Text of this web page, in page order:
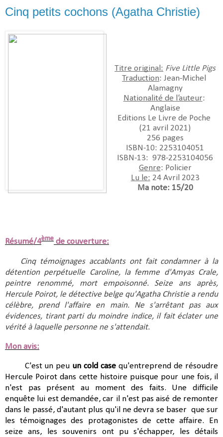
Cinq petits cochons (Agatha Christie)
Titre original: Five Little Pigs
Traduction: Jean-Michel
Alamagny
Nationalité de l’auteur:
Anglaise
Editions Le Livre de Poche
(21 avril 2021)
256 pages
ISBN-10:‎ 2253104051
ISBN-13: ‎ 978-2253104056
Genre: Policier
Lu le: 24 Avril 2023
Ma note: 15/20
Résumé/4ème de couverture:
Cinq témoignages accablants ont fait condamner à la
détention perpétuelle Caroline, la femme d'Amyas Crale,
peintre renommé, mort empoisonné. Seize ans après,
Hercule Poirot, le détective belge qu'Agatha Christie a rendu
célèbre, prend l'affaire en main. Ne s'arrêtant pas aux
évidences, tirant parti du moindre indice, il fait éclater une
vérité à laquelle personne ne s'attendait.
Mon avis:
C'est un peu un cold case qu'entreprend de résoudre
Hercule Poirot dans cette histoire puisque pour une fois, il
n'est pas présent au moment des faits. Une difficile
enquête lui est demandée, car il n'est pas aisé de remonter
dans le passé, d'autant plus qu'il ne devra se baser que sur
les témoignages des protagonistes de cette affaire. En
seize ans, les souvenirs ont pu s'échapper, les détails